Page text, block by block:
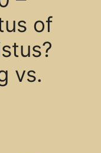
of
vs.